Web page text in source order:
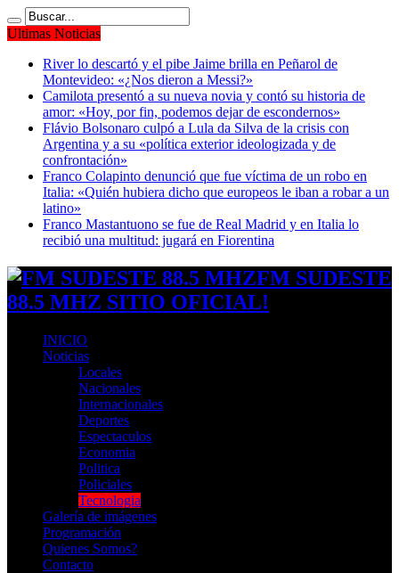
Ultimas Noticias
River lo descartó y el pibe Jaime brilla en Peñarol de
Montevideo: «¿Nos dieron a Messi?»
Camilota presentó a su nueva novia y contó su historia de
amor: «Hoy, por fin, podemos dejar de escondernos»
Flávio Bolsonaro culpó a Lula da Silva de la crisis con
Argentina y a su «política exterior ideologizada y de
confrontación»
Franco Colapinto denunció que fue víctima de un robo en
Italia: «Quién hubiera dicho que europeos le iban a robar a un
latino»
Franco Mastantuono se fue de Real Madrid y en Italia lo
recibió una multitud: jugará en Fiorentina
FM SUDESTE
88.5 MHZ SITIO OFICIAL!
INICIO
Noticias
Locales
Nacionales
Internacionales
Deportes
Espectaculos
Economia
Politica
Policiales
Tecnologia
Galería de imágenes
Programación
Quienes Somos?
Contacto